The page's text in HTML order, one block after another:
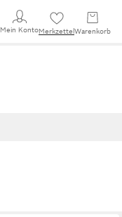
Mein KontoMerkzettel Warenkorb